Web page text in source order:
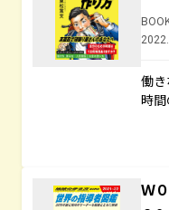
働
時間
Ｗ